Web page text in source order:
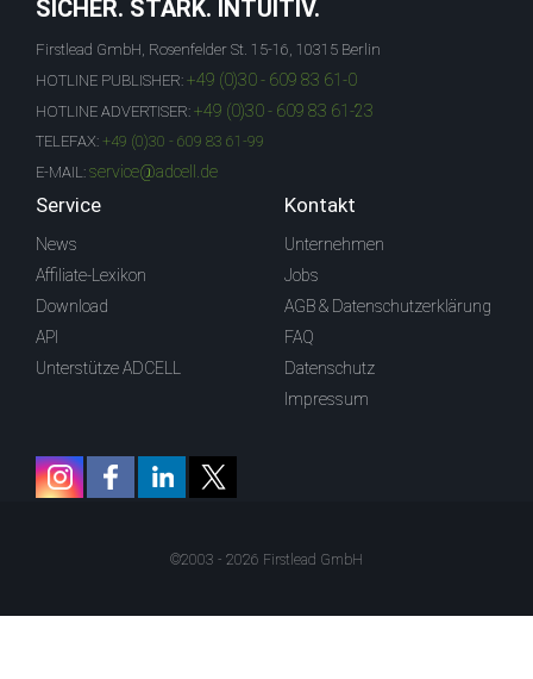
SICHER. STARK. INTUITIV.
Firstlead GmbH, Rosenfelder St. 15-16, 10315 Berlin
HOTLINE PUBLISHER: +49 (0)30 - 609 83 61-0
HOTLINE ADVERTISER: +49 (0)30 - 609 83 61-23
TELEFAX: +49 (0)30 - 609 83 61-99
E-MAIL: service@adcell.de
Service
News
Affiliate-Lexikon
Download
API
Unterstütze ADCELL
Kontakt
Unternehmen
Jobs
AGB & Datenschutzerklärung
FAQ
Datenschutz
Impressum
©2003 - 2026 Firstlead GmbH